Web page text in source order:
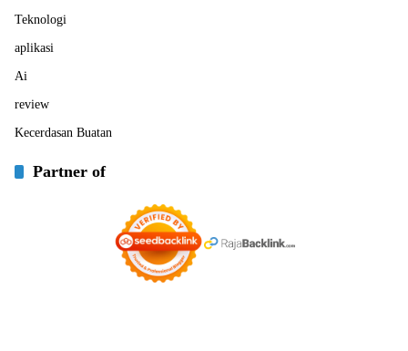
Teknologi
aplikasi
Ai
review
Kecerdasan Buatan
Partner of